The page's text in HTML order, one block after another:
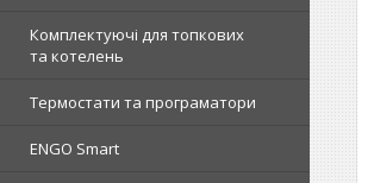
Комплектуючі для топкових
та котелень
Термостати та програматори
ENGO Smart